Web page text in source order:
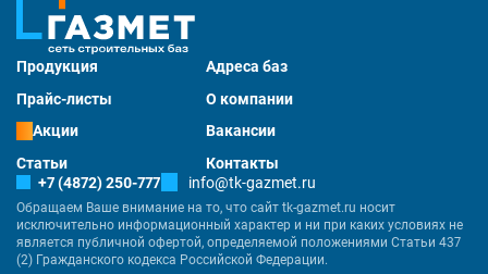
Продукция
Адреса баз
Прайс-листы
О компании
Акции
Вакансии
Статьи
Контакты
+7 (4872) 250-777
info@tk-gazmet.ru
Обращаем Ваше внимание на то, что сайт tk-gazmet.ru носит
исключительно информационный характер и ни при каких условиях не
является публичной офертой, определяемой положениями Статьи 437
(2) Гражданского кодекса Российской Федерации.